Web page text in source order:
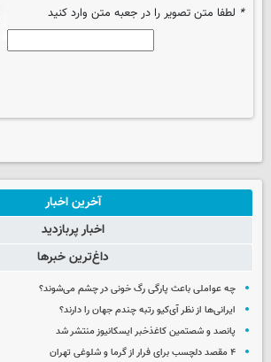
* لطفا متن تصویر را در جعبه متن وارد کنید
آخرین اخبار
اخبار پربازدید
داغ‌ترین خبرها
چه عواملی باعث پارگی رگ خونی در چشم می‌شوند؟
ایرانی‌ها از نظر آی‌کیو رتبه چندم جهان را دارند؟
پانصد و شصتمین کاغذخبر ایسکانیوز منتشر شد
۴ مقصد دلچسب برای فرار از گرما و شلوغی تهران